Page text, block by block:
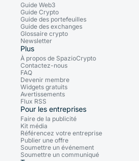
Guide Web3
Guide Crypto
Guide des portefeuilles
Guide des exchanges
Glossaire crypto
Newsletter
Plus
À propos de SpazioCrypto
Contactez-nous
FAQ
Devenir membre
Widgets gratuits
Avertissements
Flux RSS
Pour les entreprises
Faire de la publicité
Kit média
Référencez votre entreprise
Publier une offre
Soumettre un événement
Soumettre un communiqué